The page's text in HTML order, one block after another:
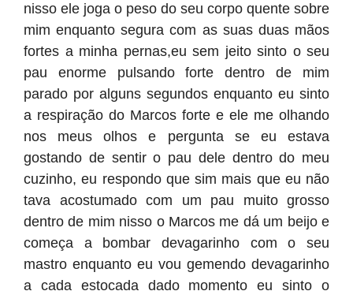
nisso ele joga o peso do seu corpo quente sobre
mim enquanto segura com as suas duas mãos
fortes a minha pernas,eu sem jeito sinto o seu
pau enorme pulsando forte dentro de mim
parado por alguns segundos enquanto eu sinto
a respiração do Marcos forte e ele me olhando
nos meus olhos e pergunta se eu estava
gostando de sentir o pau dele dentro do meu
cuzinho, eu respondo que sim mais que eu não
tava acostumado com um pau muito grosso
dentro de mim nisso o Marcos me dá um beijo e
começa a bombar devagarinho com o seu
mastro enquanto eu vou gemendo devagarinho
a cada estocada dado momento eu sinto o